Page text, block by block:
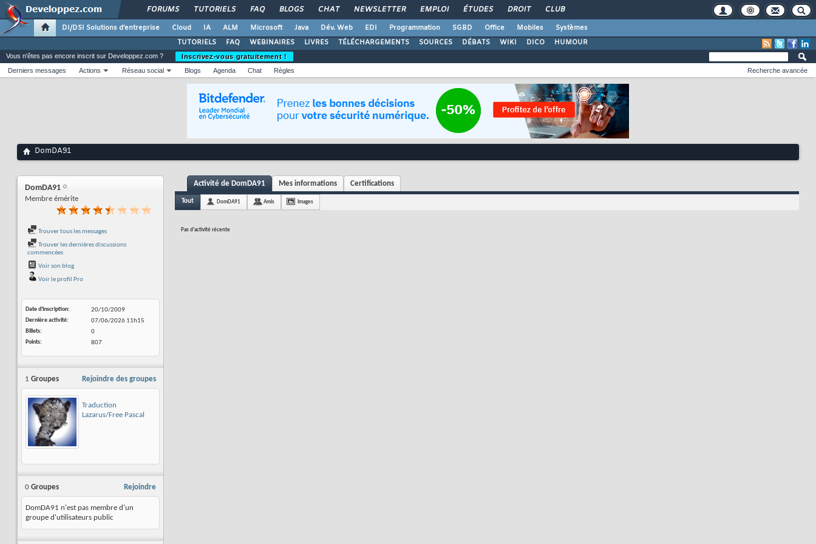
FORUMS TUTORIELS FAQ BLOGS CHAT NEWSLETTER EMPLOI ÉTUDES DROIT CLUB
DI/DSI Solutions d'entreprise Cloud IA ALM Microsoft Java Dév. Web EDI Programmation SGBD Office Mobiles
Systèmes
TUTORIELS
FAQ WEBINAIRES LIVRES TÉLÉCHARGEMENTS SOURCES DÉBATS WIKI DICO HUMOUR
Vous n'êtes pas encore inscrit sur Developpez.com ?
Inscrivez-vous gratuitement !
Derniers messages
Actions Réseau social Blogs Agenda Chat Règles Recherche avancée
DomDA91
DomDA91
Membre émérite
Trouver tous les messages
Trouver les dernières discussions
commencées
Voir son blog
Voir le profil Pro
Date d'inscription
20/10/2009
Dernière activité
07/06/2026 11h15
Billets
0
Points
807
Rejoindre des groupes
1 Groupes
Traduction
Lazarus/Free Pascal
Rejoindre
0 Groupes
DomDA91 n'est pas membre d'un
groupe d'utilisateurs public
Activité de DomDA91 Mes informations Certifications
Tout DomDA91 Amis Images
Pas d'activité récente